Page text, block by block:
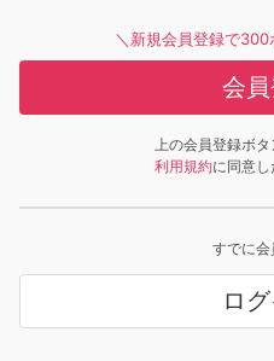
＼新規会員登録で300
会
上の会員登録ボタ
利用規約に同意
すでに会
ロ